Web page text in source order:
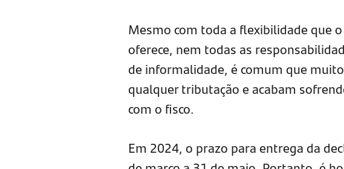
Mesmo com toda a flexibilidade que
oferece, nem todas as
de informalidade, é comum que
qualquer tributação e acabam
com o fisco.
Em 2024, o prazo para entrega da